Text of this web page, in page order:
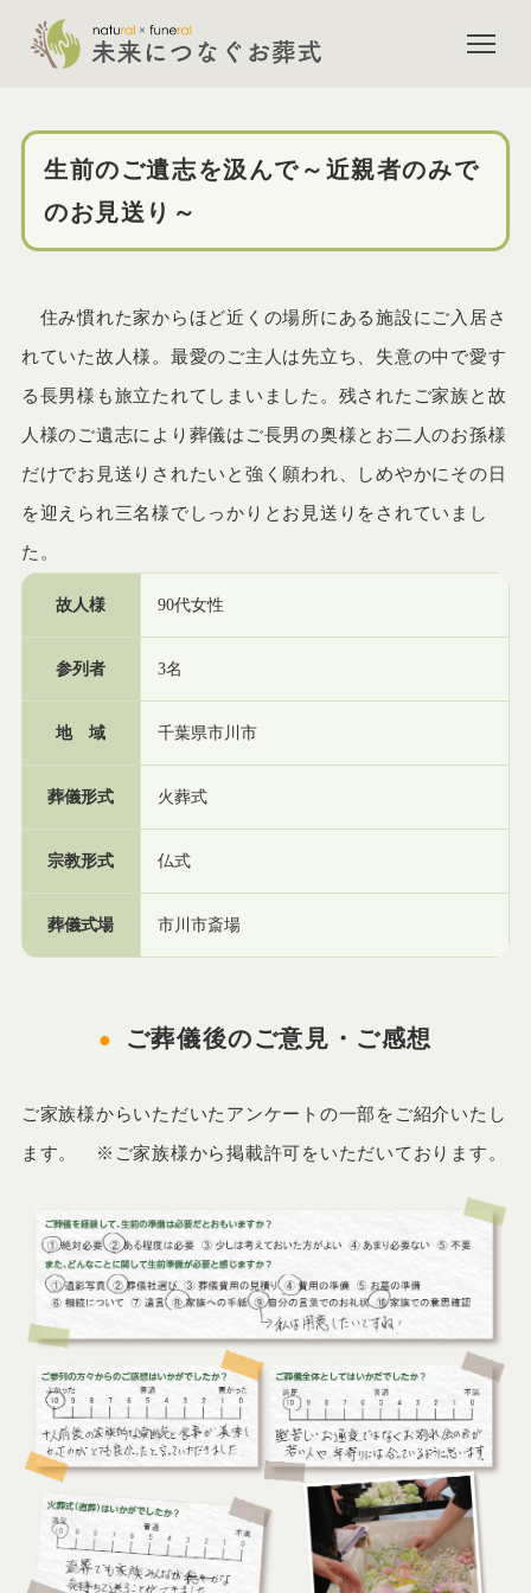
市川市斎場で火葬式をされ
生前のご遺志を汲んで～近親者のみで
のお見送り～
住み慣れた家からほど近くの場所にある施設にご入居さ
れていた故人様。最愛のご主人は先立ち、失意の中で愛す
る長男様も旅立たれてしまいました。残されたご家族と故
人様のご遺志により葬儀はご長男の奥様とお二人のお孫様
だけでお見送りされたいと強く願われ、しめやかにその日
を迎えられ三名様でしっかりとお見送りをされていまし
た。
故人様 90代女性
参列者 3名
地 域 千葉県市川市
葬儀形式 火葬式
宗教形式 仏式
葬儀式場 市川市斎場
ご葬儀後のご意見・ご感想
ご家族様からいただいたアンケートの一部をご紹介いたし
ます。 ※ご家族様から掲載許可をいただいております。